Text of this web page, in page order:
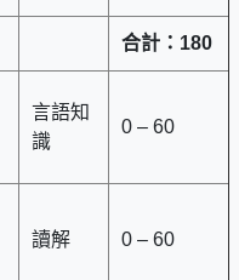
合計： 180
言語知
識
0 – 60
讀解 0 – 60